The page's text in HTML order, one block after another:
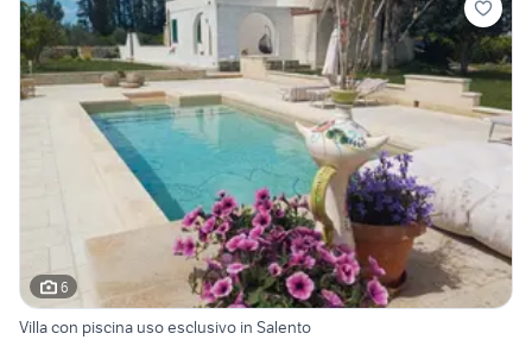
6
Villa con piscina uso esclusivo in Salento